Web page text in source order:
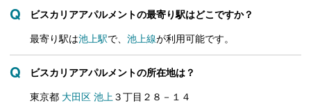
ビスカリアアパルメントの最寄り駅はどこですか？
最寄り駅は池上駅で、 池上線が利用可能です。
ビスカリアアパルメントの所在地は？
東京都 大田区 池上 ３丁目２８－１４